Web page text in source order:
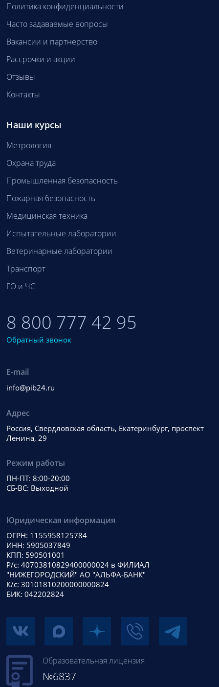
Политика конфиденциальности
Часто задаваемые вопросы
Вакансии и партнерство
Рассрочки и акции
Отзывы
Контакты
Наши курсы
Метрология
Охрана труда
Промышленная безопасность
Пожарная безопасность
Медицинская техника
Испытательные лаборатории
Ветеринарные лаборатории
Транспорт
ГО и ЧС
8 800 777 42 95
Обратный звонок
E-mail
info@pib24.ru
Адрес
Россия, Свердловская область, Екатеринбург, проспект
Ленина, 29
Режим работы
ПН-ПТ: 8:00-20:00
СБ-ВС: Выходной
Юридическая информация
ОГРН: 1155958125784
ИНН: 5905037849
КПП: 590501001
Р/с: 40703810829400000024 в ФИЛИАЛ
"НИЖЕГОРОДСКИЙ" АО "АЛЬФА-БАНК"
К/с: 30101810200000000824
БИК: 042202824
Образовательная лицензия
№6837